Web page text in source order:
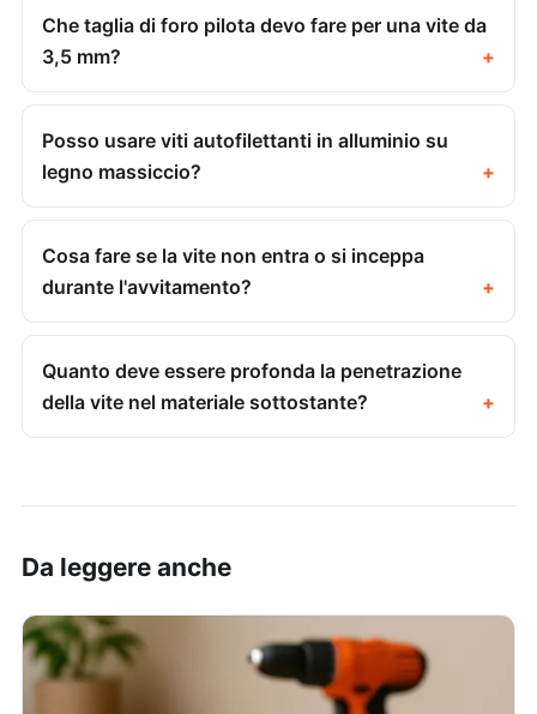
Che taglia di foro pilota devo fare per una vite da
3,5 mm?
Posso usare viti autofilettanti in alluminio su
legno massiccio?
Cosa fare se la vite non entra o si inceppa
durante l'avvitamento?
Quanto deve essere profonda la penetrazione
della vite nel materiale sottostante?
Da leggere anche